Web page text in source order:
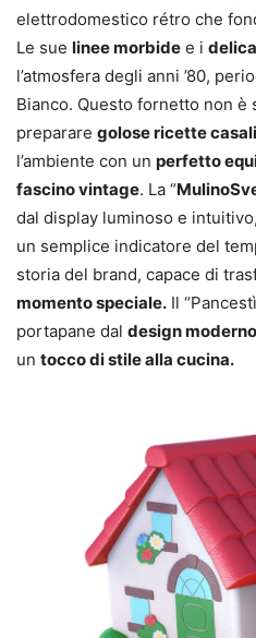
elettrodomestico rétro che
Le sue linee morbide e i
l’atmosfera degli anni ’80,
Bianco. Questo fornetto non
preparare golose ricette
l’ambiente con un perfetto
fascino vintage. La “
dal display luminoso e
un semplice indicatore del
storia del brand, capace di
momento speciale. Il
portapane dal design
un tocco di stile alla cucina.